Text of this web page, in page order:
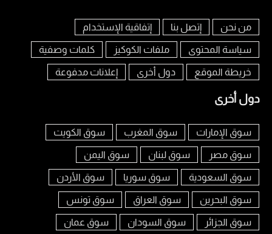
من نحن إتصل بنا إتفاقية الإستخدام
سياسة المحتوى ملفات الكوكيز كلمات وصفية
خريطة الموقع دول أخرى إعلانات مدفوعة
دول أخرى
سوق الإمارات سوق المغرب سوق الكويت
سوق مصر سوق لبنان سوق اليمن
سوق السعودية سوق سوريا سوق الأردن
سوق البحرين سوق العراق سوق تونس
سوق الجزائر سوق السودان سوق عمان